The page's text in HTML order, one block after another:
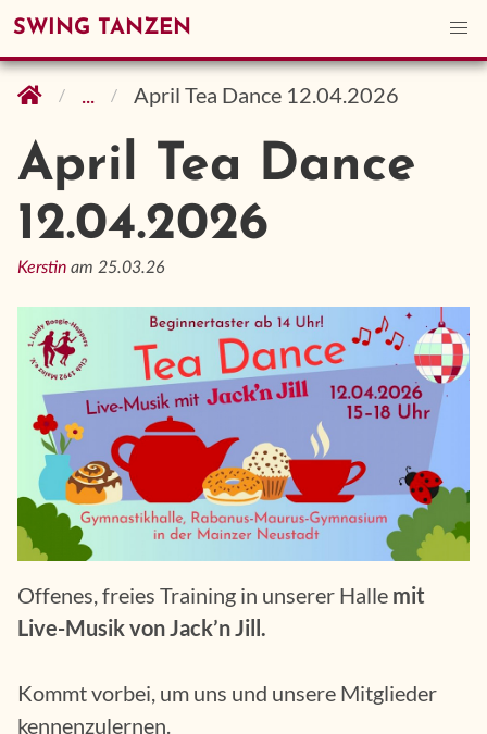
SWING TANZEN
... April Tea Dance 12.04.2026
April Tea Dance
12.04.2026
Kerstin am 25.03.26
Offenes, freies Training in unserer Halle mit
Live-Musik von Jack’n Jill.
Kommt vorbei, um uns und unsere Mitglieder
kennenzulernen.